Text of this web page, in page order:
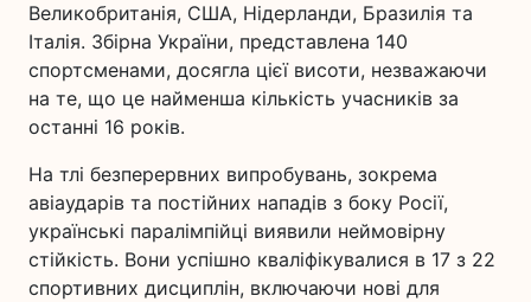
Великобританія, США, Нідерланди, Бразилія та
Італія. Збірна України, представлена 140
спортсменами, досягла цієї висоти, незважаючи
на те, що це найменша кількість учасників за
останні 16 років.
На тлі безперервних випробувань, зокрема
авіаударів та постійних нападів з боку Росії,
українські паралімпійці виявили неймовірну
стійкість. Вони успішно кваліфікувалися в 17 з 22
спортивних дисциплін, включаючи нові для